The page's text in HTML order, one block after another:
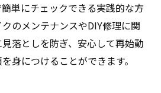
単にチェックできる実践的な方
のメンテナンスやDIY修理に関
落としを防ぎ、安心して再始動
身につけることができます。